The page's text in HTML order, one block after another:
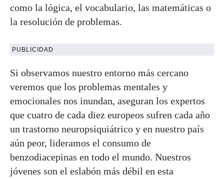
como la lógica, el vocabulario, las matemáticas o
la resolución de problemas.
PUBLICIDAD
Si observamos nuestro entorno más cercano
veremos que los problemas mentales y
emocionales nos inundan, aseguran los expertos
que cuatro de cada diez europeos sufren cada año
un trastorno neuropsiquiátrico y en nuestro país
aún peor, lideramos el consumo de
benzodiacepinas en todo el mundo. Nuestros
jóvenes son el eslabón más débil en esta